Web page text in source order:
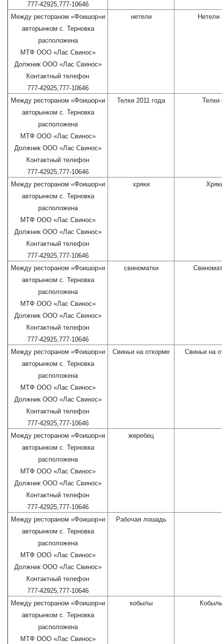
777-42925,777-10646
Между рестораном «Фоишор»и
авторынком с. Терновка
расположена
МТФ ООО «Лас Свинос»
Должник ООО «Лас Свинос»
Контактный телефон
777-42925,777-10646
нетели Нетели
Между рестораном «Фоишор»и
авторынком с. Терновка
расположена
МТФ ООО «Лас Свинос»
Должник ООО «Лас Свинос»
Контактный телефон
777-42925,777-10646
Телки 2011 года Телки
Между рестораном «Фоишор»и
авторынком с. Терновка
расположена
МТФ ООО «Лас Свинос»
Должник ООО «Лас Свинос»
Контактный телефон
777-42925,777-10646
хряки
Между рестораном «Фоишор»и
авторынком с. Терновка
расположена
МТФ ООО «Лас Свинос»
Должник ООО «Лас Свинос»
Контактный телефон
777-42925,777-10646
свиноматки
Между рестораном «Фоишор»и
авторынком с. Терновка
расположена
МТФ ООО «Лас Свинос»
Должник ООО «Лас Свинос»
Контактный телефон
777-42925,777-10646
Свиньи на откорме Свиньи на
Между рестораном «Фоишор»и
авторынком с. Терновка
расположена
МТФ ООО «Лас Свинос»
Должник ООО «Лас Свинос»
Контактный телефон
777-42925,777-10646
жеребец
Между рестораном «Фоишор»и
авторынком с. Терновка
расположена
МТФ ООО «Лас Свинос»
Должник ООО «Лас Свинос»
Контактный телефон
777-42925,777-10646
Рабочая лошадь
Между рестораном «Фоишор»и
авторынком с. Терновка
расположена
МТФ ООО «Лас Свинос»
кобылы